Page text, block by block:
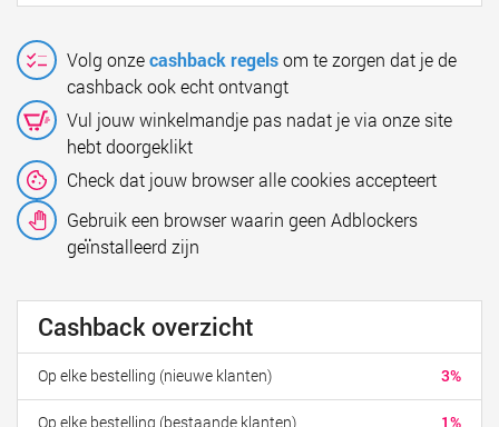
Volg onzecashback regelsom te zorgen dat je de
cashback ook echt ontvangt
Vul jouw winkelmandje pas nadat je via onze site
hebt doorgeklikt
Check dat jouw browser alle cookies accepteert
Gebruik een browser waarin geen Adblockers
geïnstalleerd zijn
Cashback overzicht
3%
Op elke bestelling (nieuwe klanten)
1%
Op elke bestelling (bestaande klanten)